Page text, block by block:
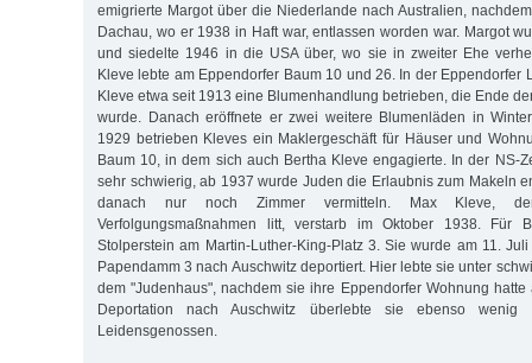
emigrierte Margot über die Niederlande nach Australien,
Dachau, wo er 1938 in Haft war, entlassen worden war. Margot
und siedelte 1946 in die USA über, wo sie in zweiter Ehe
Kleve lebte am Eppendorfer Baum 10 und 26. In der Eppendorfer
Kleve etwa seit 1913 eine Blumenhandlung betrieben, die Ende
wurde. Danach eröffnete er zwei weitere Blumenläden in
1929 betrieben Kleves ein Maklergeschäft für Häuser und
Baum 10, in dem sich auch Bertha Kleve engagierte. In der NS-
sehr schwierig, ab 1937 wurde Juden die Erlaubnis zum Makeln
danach nur noch Zimmer vermitteln. Max Kleve,
Verfolgungsmaßnahmen litt, verstarb im Oktober 1938. Für
Stolperstein am Martin-Luther-King-Platz 3. Sie wurde am 11.
Papendamm 3 nach Auschwitz deportiert. Hier lebte sie unter
dem "Judenhaus", nachdem sie ihre Eppendorfer Wohnung
Deportation nach Auschwitz überlebte sie ebenso wenig
Leidensgenossen.